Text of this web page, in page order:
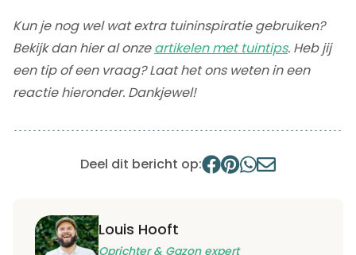
Kun je nog wel wat extra tuininspiratie gebruiken?
Bekijk dan hier al onzeartikelen met tuintips. Heb jij
een tip of een vraag? Laat het ons weten in een
reactie hieronder. Dankjewel!
Deel dit bericht op:
Louis Hooft
Oprichter & Gazon expert